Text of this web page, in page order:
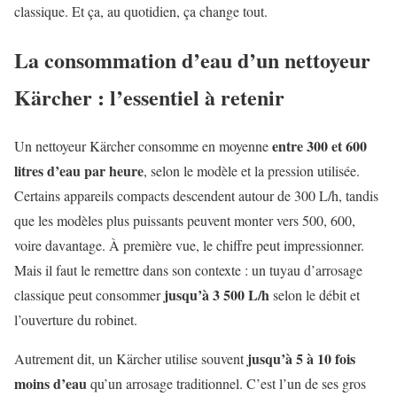
classique. Et ça, au quotidien, ça change tout.
La consommation d’eau d’un nettoyeur
Kärcher : l’essentiel à retenir
Un nettoyeur Kärcher consomme en moyenneentre 300 et 600
litres d’eau par heure, selon le modèle et la pression utilisée.
Certains appareils compacts descendent autour de 300 L/h, tandis
que les modèles plus puissants peuvent monter vers 500, 600,
voire davantage. À première vue, le chiffre peut impressionner.
Mais il faut le remettre dans son contexte : un tuyau d’arrosage
classique peut consommerjusqu’à 3 500 L/hselon le débit et
l’ouverture du robinet.
Autrement dit, un Kärcher utilise souventjusqu’à 5 à 10 fois
moins d’eauqu’un arrosage traditionnel. C’est l’un de ses gros